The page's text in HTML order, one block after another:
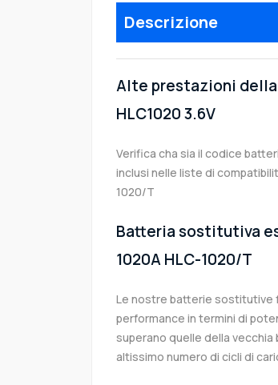
Descrizione
Alte prestazioni
HLC1020 3.6V
Verifica cha sia il codice
inclusi nelle liste di
1020/T
Batteria sostitutiva
1020A HLC-1020/T
Le nostre batterie sostitutive
performance in termini di
superano quelle della
altissimo numero di cicli di